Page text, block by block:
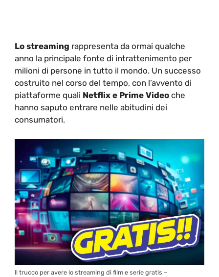
Lo streaming rappresenta da ormai qualche
anno la principale fonte di intrattenimento per
milioni di persone in tutto il mondo. Un successo
costruito nel corso del tempo, con l’avvento di
piattaforme quali Netflix e Prime Video che
hanno saputo entrare nelle abitudini dei
consumatori.
Il trucco per avere lo streaming di film e serie gratis –